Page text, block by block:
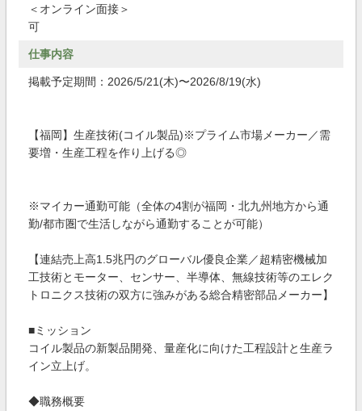
＜オンライン面接＞
可
仕事内容
掲載予定期間：2026/5/21(木)〜2026/8/19(水)
【福岡】生産技術(コイル製品)※プライム市場メーカー／需
要増・生産工程を作り上げる◎
※マイカー通勤可能（全体の4割が福岡・北九州地方から通
勤/都市圏で生活しながら通勤することが可能）
【連結売上高1.5兆円のグローバル優良企業／超精密機械加
工技術とモーター、センサー、半導体、無線技術等のエレク
トロニクス技術の双方に強みがある総合精密部品メーカー】
■ミッション
コイル製品の新製品開発、量産化に向けた工程設計と生産ラ
イン立上げ。
◆職務概要